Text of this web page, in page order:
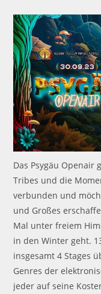
Das Psygäu Openair
Tribes und die
verbunden und
und Großes
Mal unter freiem
in den Winter geht.
insgesamt 4 Stages
Genres der
jeder auf seine